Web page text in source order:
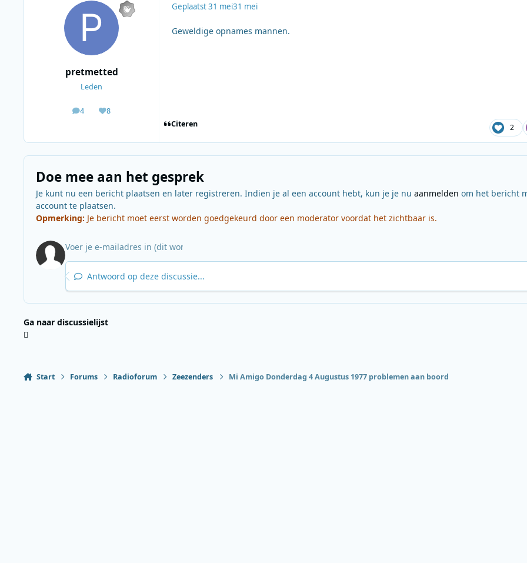
pretmetted
Leden
4
berichten
8
Waardering
Geplaatst31 mei31 mei
Geweldige opnames mannen.
Citeren 2
Doe mee aan het gesprek
Je kunt nu een bericht plaatsen en later registreren. Indien je al een account hebt, kun je je nu aanmelden om het bericht
account te plaatsen.
Opmerking: Je bericht moet eerst worden goedgekeurd door een moderator voordat het zichtbaar is.
Antwoord op deze discussie...
Ga naar discussielijst
Start Forums Radioforum Zeezenders Mi Amigo Donderdag 4 Augustus 1977 problemen aan boord